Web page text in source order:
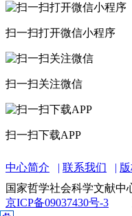
扫一扫打开微信小程序
扫一扫关注微信
扫一扫下载APP
中心简介 联系我们
国家哲学社会科学文献中
京ICP备09037430号-3